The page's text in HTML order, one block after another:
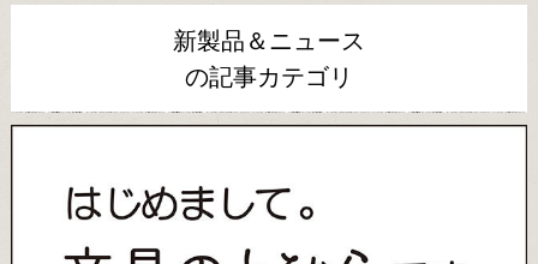
新製品＆ニュース
の記事カテゴリ